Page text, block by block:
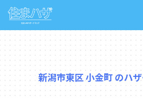
新潟市東区 小金町 のハ